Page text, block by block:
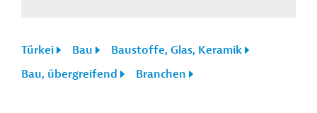
Türkei Bau
Baustoffe, Glas, Keramik
Bau, übergreifend
Branchen